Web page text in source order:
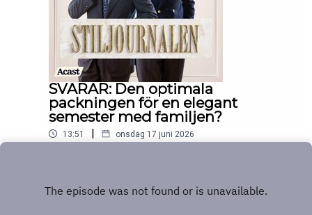
SVARAR: Den optimala
packningen för en elegant
semester med familjen?
13:51 | onsdag 17 juni 2026